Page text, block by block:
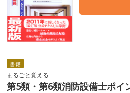
書籍
まるごと覚える
第5類・第6類消防設備士ポイ